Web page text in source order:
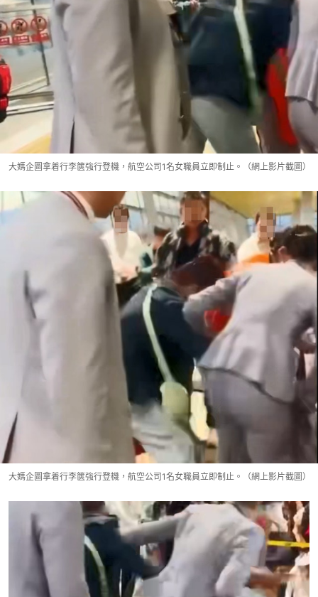
大媽企圖拿着行李篋強行登機，航空公司1名女職員立即制止。（網上影片截圖）
大媽企圖拿着行李篋強行登機，航空公司1名女職員立即制止。（網上影片截圖）